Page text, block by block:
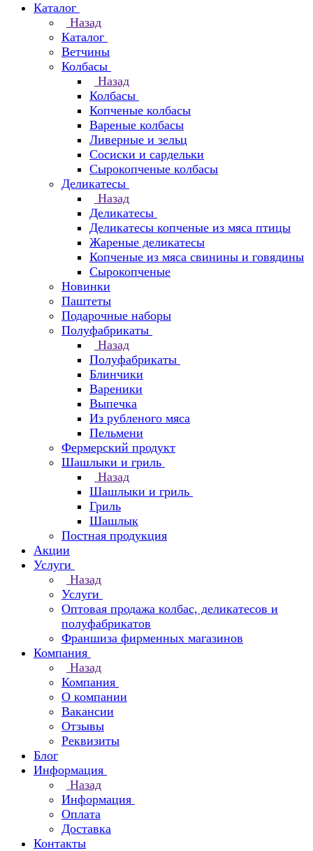
Каталог
Назад
Каталог
Ветчины
Колбасы
Назад
Колбасы
Копченые колбасы
Вареные колбасы
Ливерные и зельц
Сосиски и сардельки
Сырокопченые колбасы
Деликатесы
Назад
Деликатесы
Деликатесы копченые из мяса птицы
Жареные деликатесы
Копченые из мяса свинины и говядины
Сырокопченые
Новинки
Паштеты
Подарочные наборы
Полуфабрикаты
Назад
Полуфабрикаты
Блинчики
Вареники
Выпечка
Из рубленого мяса
Пельмени
Фермерский продукт
Шашлыки и гриль
Назад
Шашлыки и гриль
Гриль
Шашлык
Постная продукция
Акции
Услуги
Назад
Услуги
Оптовая продажа колбас, деликатесов и
полуфабрикатов
Франшиза фирменных магазинов
Компания
Назад
Компания
О компании
Вакансии
Отзывы
Реквизиты
Блог
Информация
Назад
Информация
Оплата
Доставка
Контакты